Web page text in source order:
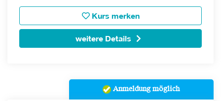
Kurs merken
weitere Details
Anmeldung möglich